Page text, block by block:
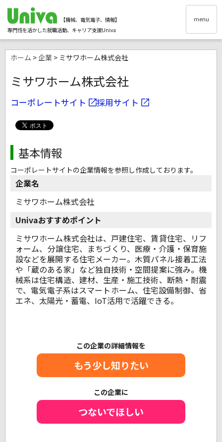
【機械、電気電子、情報】
専門性を活かした就職活動、キャリア支援Univa
menu
ホーム > 企業 > ミサワホーム株式会社
ミサワホーム株式会社
コーポレートサイト 採用サイト
基本情報
コーポレートサイトの企業情報を参照し作成しております。
企業名
ミサワホーム株式会社
Univaおすすめポイント
ミサワホーム株式会社は、戸建住宅、賃貸住宅、リフ
ォーム、分譲住宅、まちづくり、医療・介護・保育施
設などを展開する住宅メーカー。木質パネル接着工法
や「蔵のある家」など独自技術・空間提案に強み。機
械系は住宅構造、建材、生産・施工技術、断熱・耐震
で、電気電子系はスマートホーム、住宅設備制御、省
エネ、太陽光・蓄電、IoT活用で活躍できる。
この企業の詳細情報を
もう少し知りたい
この企業に
つないでほしい